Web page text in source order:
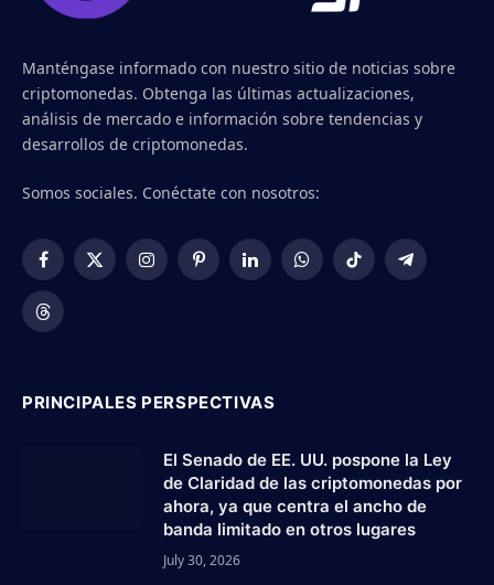
Manténgase informado con nuestro sitio de noticias sobre
criptomonedas. Obtenga las últimas actualizaciones,
análisis de mercado e información sobre tendencias y
desarrollos de criptomonedas.
Somos sociales. Conéctate con nosotros:
Facebook
X
InstagramPinterestLinkedInWhatsApp
TikTok Telegram
Threads
PRINCIPALES PERSPECTIVAS
El Senado de EE. UU. pospone la Ley
de Claridad de las criptomonedas por
ahora, ya que centra el ancho de
banda limitado en otros lugares
July 30, 2026